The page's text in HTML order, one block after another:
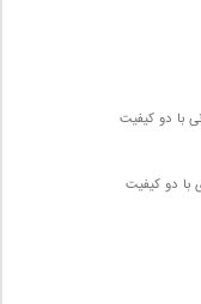
با دو کیفیت
با دو کیفیت